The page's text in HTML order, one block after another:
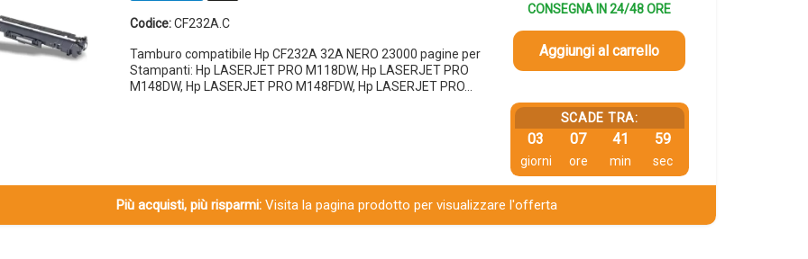
Codice:CF232A.C
Tamburo compatibile Hp CF232A 32A NERO 23000 pagine per
Stampanti: Hp LASERJET PRO M118DW, Hp LASERJET PRO
M148DW, Hp LASERJET PRO M148FDW, Hp LASERJET PRO…
CONSEGNA IN 24/48 ORE
Aggiungi al carrello
SCADE TRA:
03
giorni
07
ore
41
min
58
sec
Più acquisti, più risparmi:Visita la pagina prodotto per visualizzare l'offerta